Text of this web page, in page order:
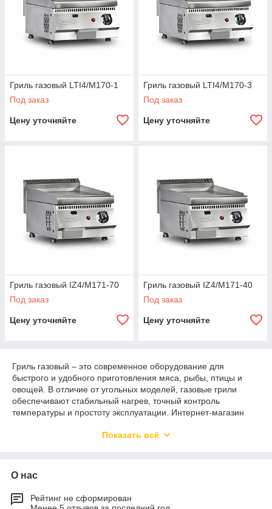
Гриль газовый LTI4/M170-1
Под заказ
Цену уточняйте
Гриль газовый LTI4/M170-3
Под заказ
Цену уточняйте
Гриль газовый IZ4/M171-70
Под заказ
Цену уточняйте
Гриль газовый IZ4/M171-40
Под заказ
Цену уточняйте
Гриль газовый – это современное оборудование для
быстрого и удобного приготовления мяса, рыбы, птицы и
овощей. В отличие от угольных моделей, газовые грили
обеспечивают стабильный нагрев, точный контроль
температуры и простоту эксплуатации. Интернет-магазин
профессиональных газовых грилей с доставкой по всему
Профессиональный газовый гриль
Профессиональный газовый гриль используется в
Показать всё
О нас
Рейтинг не сформирован